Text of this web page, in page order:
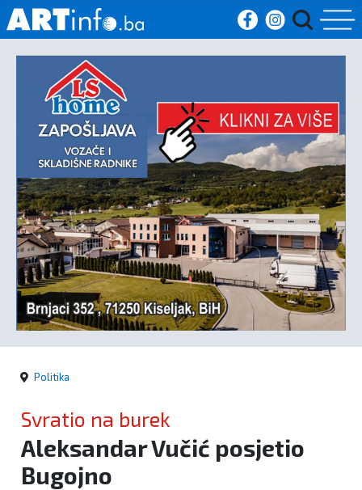
Početna
Vijesti
Sport
Kultura
Crna
kronika
Politika
Politika
Svratio na burek
Aleksandar Vučić posjetio
Bugojno